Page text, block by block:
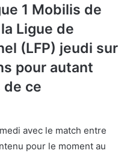
1 Mobilis de
Ligue de
(LFP) jeudi sur
pour autant
de ce
avec le match entre
pour le moment au